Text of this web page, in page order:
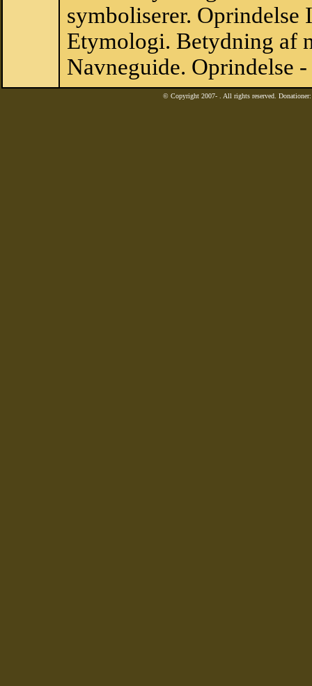
symboliserer. Oprindelse
Etymologi. Betydning af
Navneguide. Oprindelse
© Copyright 2007- . All rights reserved.